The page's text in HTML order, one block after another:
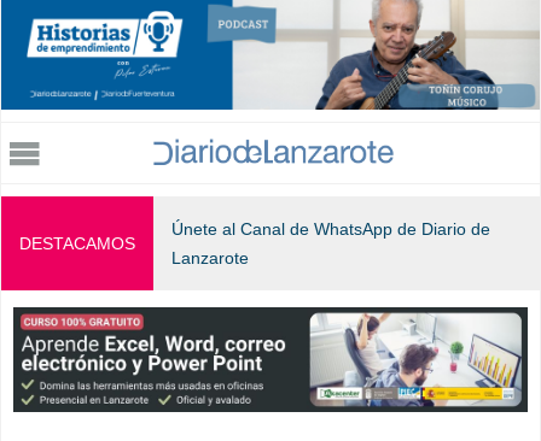
Jump to navigation
DESTACAMOS
Únete al Canal de WhatsApp de Diario de
Lanzarote